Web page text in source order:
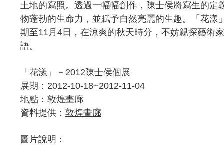
土地的寫照。透過一幅幅創作，陳士侯將寫生的定
物蓬勃的生命力，並賦予自然亮麗的生趣。「花漾
期至11月4日，在涼爽的秋天時分，不妨親探藝術
語。
「花漾」－2012陳士侯個展
展期：2012-10-18~2012-11-04
地點：敦煌畫廊
資料提供： 敦煌畫廊
圖片說明：